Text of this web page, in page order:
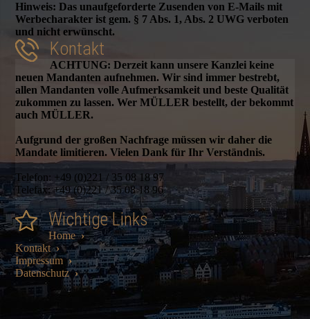
Hinweis: Das unaufgeforderte Zusenden von E-Mails mit
Werbecharakter ist gem. § 7 Abs. 1, Abs. 2 UWG verboten
und nicht erwünscht.
Kontakt
ACHTUNG: Derzeit kann unsere Kanzlei keine
neuen Mandanten aufnehmen. Wir sind immer bestrebt,
allen Mandanten volle Aufmerksamkeit und beste Qualität
zukommen zu lassen. Wer MÜLLER bestellt, der bekommt
auch MÜLLER.
Aufgrund der großen Nachfrage müssen wir daher die
Mandate limitieren. Vielen Dank für Ihr Verständnis.
Telefon: +49 (0)221 / 35 08 18 97
Telefax: +49 (0)221 / 35 08 18 96
Wichtige Links
Home ›
Kontakt ›
Impressum ›
Datenschutz ›